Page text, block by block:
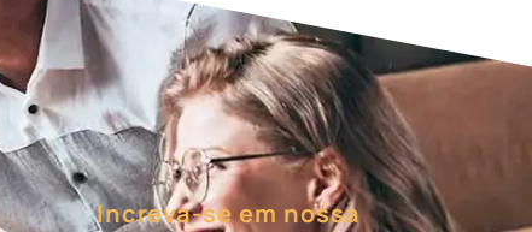
Treinamento de Bombeiros
Treinamento de Brigada
de Incêndio
Socorros
Increva-se em nossa